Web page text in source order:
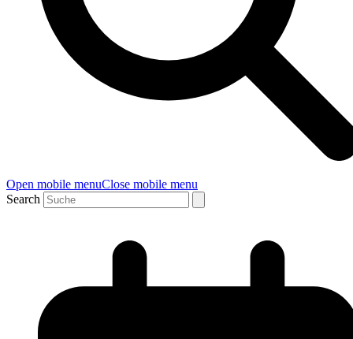
Open mobile menuClose mobile menu
Search